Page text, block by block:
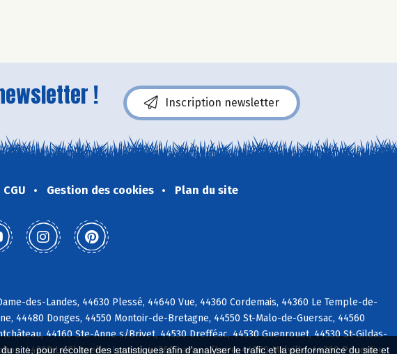
site, pour récolter des statistiques afin d'analyser le trafic et la performance du site et
! Inscription newsletter
CGU Gestion des cookies Plan du site
des-Landes, 44630 Plessé, 44640 Vue, 44360 Cordemais, 44360 Le Temple-de-
44480 Donges, 44550 Montoir-de-Bretagne, 44550 St-Malo-de-Guersac, 44560
44160 Ste-Anne s/Brivet, 44530 Drefféac, 44530 Guenrouet, 44530 St-Gildas-
44260 La Chapelle-Launay, 44260 Lavau s/Loire, 44260 Malville, 44260 Prinquiau